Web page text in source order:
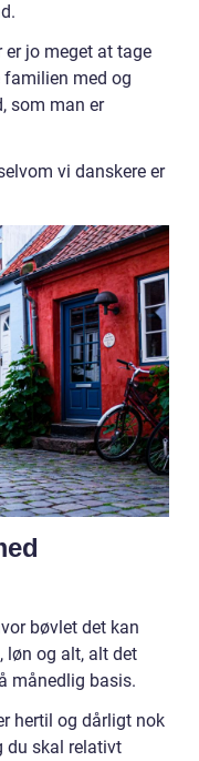
er jo meget at tage
med og
som man er
vi danskere er
bøvlet det kan
løn og alt, alt det
månedlig basis.
hertil og dårligt nok
du skal relativt